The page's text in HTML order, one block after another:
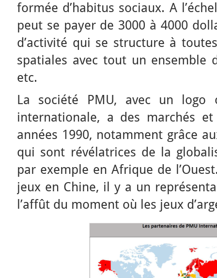
formée d’habitus sociaux. A
peut se payer de 3000 à 4000
d’activité qui se structure à
spatiales avec tout un ensemble
etc.
La société PMU, avec un logo
internationale, a des marchés
années 1990, notamment grâce
qui sont révélatrices de la
par exemple en Afrique de
jeux en Chine, il y a un
l’affût du moment où les jeux